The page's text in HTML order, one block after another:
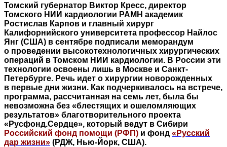
Томский губернатор Виктор Кресс, директор
Томского НИИ кардиологии РАМН академик
Ростислав Карпов и главный хирург
Калифорнийского университета профессор Найлос
Янг (США) в сентябре подписали меморандум
о проведении высокотехнологичных хирургических
операций в Томском НИИ кардиологии. В России эти
технологии освоены лишь в Москве и Санкт-
Петербурге. Речь идет о хирургии новорожденных
в первые дни жизни. Как подчеркивалось на встрече,
программа, рассчитанная на семь лет, была бы
невозможна без «блестящих и ошеломляющих
результатов» благотворительного проекта
«Русфонд.Сердце», который ведут в Сибири
Российский фонд помощи (РФП) и фонд «Русский
дар жизни» (РДЖ, Нью-Йорк, США).